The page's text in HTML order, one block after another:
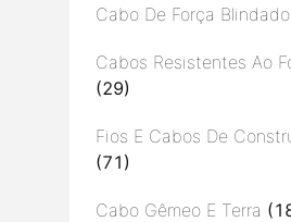
Cabo De Força Blindado
Cabos Resistentes Ao
(29)
Fios E Cabos De
(71)
Cabo Gêmeo E Terra